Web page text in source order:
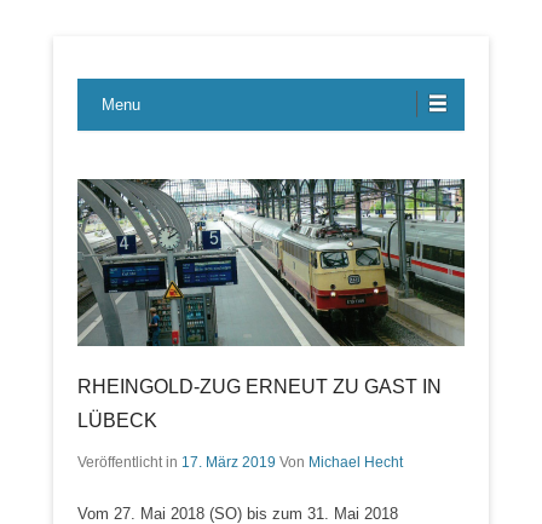
LBE-Express
Menu
RHEINGOLD-ZUG ERNEUT ZU GAST IN
LÜBECK
Veröffentlicht in 17. März 2019 Von Michael Hecht
Vom 27. Mai 2018 (SO) bis zum 31. Mai 2018